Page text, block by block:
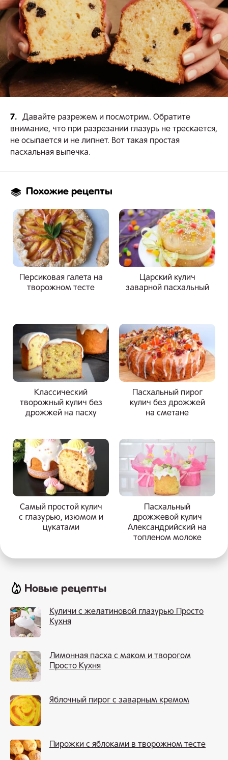
7.
Давайте разрежем и посмотрим. Обратите
внимание, что при разрезании глазурь не трескается,
не осыпается и не липнет. Вот такая простая
пасхальная выпечка.
Похожие рецепты
Персиковая галета на
творожном тесте
Царский кулич
заварной пасхальный
Классический
творожный кулич без
дрожжей на пасху
Пасхальный пирог
кулич без дрожжей
на сметане
Самый простой кулич
с глазурью, изюмом и
цукатами
Пасхальный
дрожжевой кулич
Александрийский на
топленом молоке
Новые рецепты
Куличи с желатиновой глазурью Просто
Кухня
Лимонная пасха с маком и творогом
Просто Кухня
Яблочный пирог с заварным кремом
Пирожки с яблоками в творожном тесте